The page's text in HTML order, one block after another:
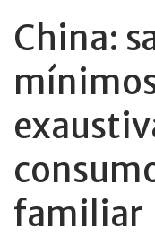
China:
familiar